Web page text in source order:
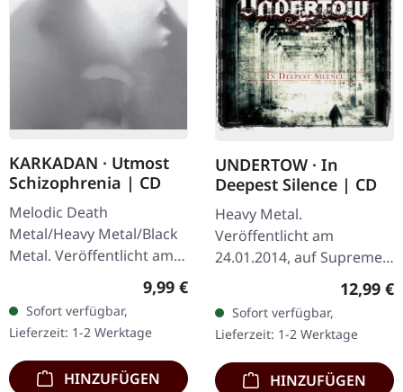
KARKADAN · Utmost
Schizophrenia | CD
Melodic Death
Metal/Heavy Metal/Black
Metal. Veröffentlicht am
08.03.2004, auf Supreme
Chaos Records. CD im
Jewelcase mit 16-seitigem
Booklet.…
Regulärer Preis:
9,99 €
Sofort verfügbar,
Lieferzeit: 1-2 Werktage
HINZUFÜGEN
UNDERTOW · In
Deepest Silence | CD
Heavy Metal.
Veröffentlicht am
24.01.2014, auf Supreme
Chaos Records. CD im
Jewelcase. Heavy wie
Hölle und dennoch
abwechslungsreich. Das
neue Album…
12,99 €
Sofort verfügbar,
Lieferzeit: 1-2 Werktage
HINZUFÜGEN